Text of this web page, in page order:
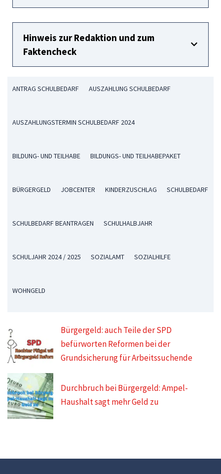
Hinweis zur Redaktion und zum
Faktencheck
ANTRAG SCHULBEDARF AUSZAHLUNG SCHULBEDARF
AUSZAHLUNGSTERMIN SCHULBEDARF 2024
BILDUNG- UND TEILHABE BILDUNGS- UND TEILHABEPAKET
BÜRGERGELD JOBCENTER KINDERZUSCHLAG SCHULBEDARF
SCHULBEDARF BEANTRAGEN SCHULHALBJAHR
SCHULJAHR 2024 / 2025 SOZIALAMT SOZIALHILFE
WOHNGELD
Bürgergeld: auch Teile der SPD
befürworten Reformen bei der
Grundsicherung für Arbeitssuchende
Durchbruch bei Bürgergeld: Ampel-
Haushalt sagt mehr Geld zu